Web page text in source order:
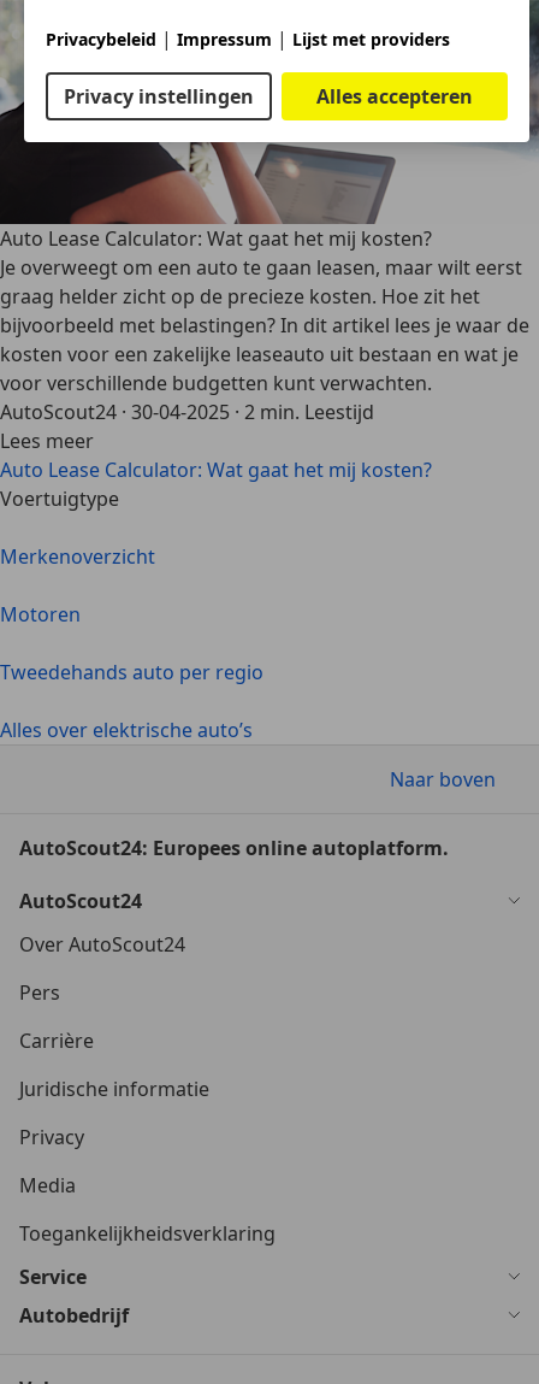
Privacybeleid | Impressum | Lijst met providers
Privacy instellingen Alles accepteren
Auto Lease Calculator: Wat gaat het mij kosten?
Je overweegt om een auto te gaan leasen, maar wilt eerst
graag helder zicht op de precieze kosten. Hoe zit het
bijvoorbeeld met belastingen? In dit artikel lees je waar de
kosten voor een zakelijke leaseauto uit bestaan en wat je
voor verschillende budgetten kunt verwachten.
AutoScout24 · 30-04-2025 · 2 min. Leestijd
Lees meer
Auto Lease Calculator: Wat gaat het mij kosten?
Voertuigtype
Merkenoverzicht
Motoren
Tweedehands auto per regio
Alles over elektrische auto’s
Naar boven
AutoScout24: Europees online autoplatform.
AutoScout24
Over AutoScout24
Pers
Carrière
Juridische informatie
Privacy
Media
Toegankelijkheidsverklaring
Service
Autobedrijf